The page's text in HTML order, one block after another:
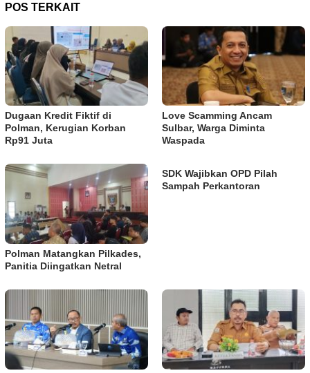
POS TERKAIT
Dugaan Kredit Fiktif di
Polman, Kerugian Korban
Rp91 Juta
Love Scamming Ancam
Sulbar, Warga Diminta
Waspada
Polman Matangkan Pilkades,
Panitia Diingatkan Netral
SDK Wajibkan OPD Pilah
Sampah Perkantoran